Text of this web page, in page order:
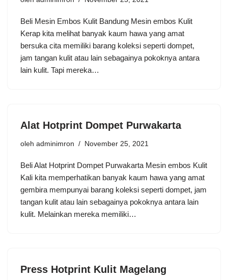
Beli Mesin Embos Kulit Bandung Mesin embos Kulit
Kerap kita melihat banyak kaum hawa yang amat
bersuka cita memiliki barang koleksi seperti dompet,
jam tangan kulit atau lain sebagainya pokoknya antara
lain kulit. Tapi mereka…
Alat Hotprint Dompet Purwakarta
oleh adminimron November 25, 2021
Beli Alat Hotprint Dompet Purwakarta Mesin embos Kulit
Kali kita memperhatikan banyak kaum hawa yang amat
gembira mempunyai barang koleksi seperti dompet, jam
tangan kulit atau lain sebagainya pokoknya antara lain
kulit. Melainkan mereka memiliki…
Press Hotprint Kulit Magelang